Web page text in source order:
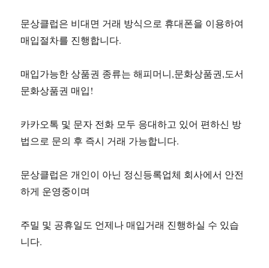
문상클럽은 비대면 거래 방식으로 휴대폰을 이용하여
매입절차를 진행합니다.
매입가능한 상품권 종류는 해피머니,문화상품권,도서
문화상품권 매입!
카카오톡 및 문자 전화 모두 응대하고 있어 편하신 방
법으로 문의 후 즉시 거래 가능합니다.
문상클럽은 개인이 아닌 정신등록업체 회사에서 안전
하게 운영중이며
주밀 및 공휴일도 언제나 매입거래 진행하실 수 있습
니다.